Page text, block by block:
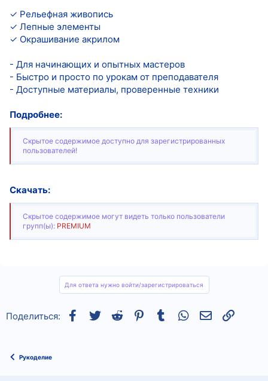
✓ Рельефная живопись
✓ Лепные элементы
✓ Окрашивание акрилом
- Для начинающих и опытных мастеров
- Быстро и просто по урокам от преподавателя
- Доступные материалы, проверенные техники
Подробнее:
Скрытое содержимое доступно для зарегистрированных
пользователей!
Скачать:
Скрытое содержимое могут видеть только пользователи
групп(ы): PREMIUM
Для ответа нужно войти/зарегистрироваться
Поделиться: Facebook
TwitterReddit Pinterest
Tumblr WhatsAppСсылка
Рукоделие